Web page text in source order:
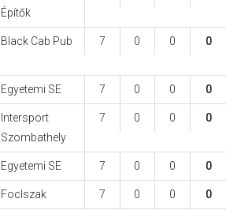
Építők
Black Cab Pub 7 0 0 0
Egyetemi SE 7 0 0 0
Intersport
Szombathely
7 0 0 0
Egyetemi SE 7 0 0 0
FocIszak 7 0 0 0